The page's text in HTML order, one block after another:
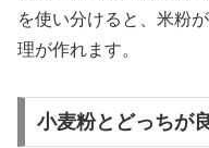
を使い分けると、米粉
理が作れます。
小麦粉とどっちが